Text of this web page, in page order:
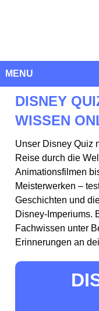
MENU
DISNEY
WISSEN
Unser Disney Quiz
Reise durch die
Animationsfilmen
Meisterwerken –
Geschichten und
Disney-Imperiums.
Fachwissen unter
Erinnerungen an